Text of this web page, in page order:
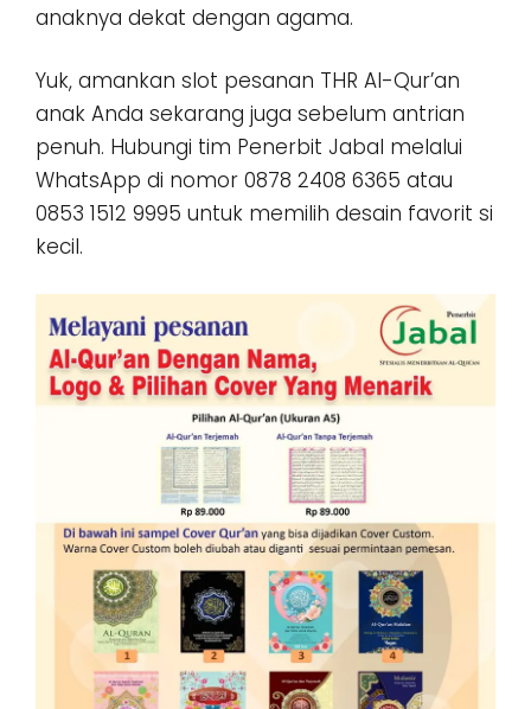
anaknya dekat dengan agama.
Yuk, amankan slot pesanan THR Al-Qur’an
anak Anda sekarang juga sebelum antrian
penuh. Hubungi tim Penerbit Jabal melalui
WhatsApp di nomor 0878 2408 6365 atau
0853 1512 9995 untuk memilih desain favorit si
kecil.